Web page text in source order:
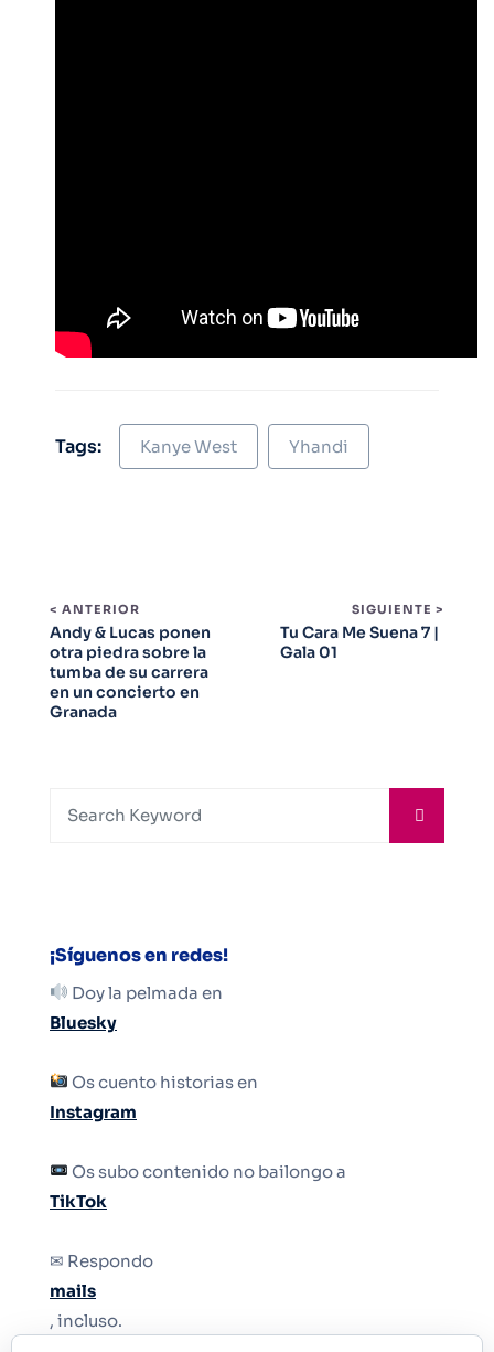
Tags: Kanye West Yhandi
< ANTERIOR
Andy & Lucas ponen
otra piedra sobre la
tumba de su carrera
en un concierto en
Granada
SIGUIENTE >
Tu Cara Me Suena 7 |
Gala 01
¡Síguenos en redes!
Doy la pelmada en
Bluesky
Os cuento historias en
Instagram
Os subo contenido no bailongo a
TikTok
✉ Respondo
mails
, incluso.